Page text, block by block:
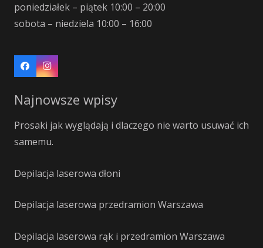
poniedziałek – piątek 10:00 – 20:00
sobota – niedziela 10:00 – 16:00
Najnowsze wpisy
Prosaki jak wyglądają i dlaczego nie warto usuwać ich
samemu.
Depilacja laserowa dłoni
Depilacja laserowa przedramion Warszawa
Depilacja laserowa rąk i przedramion Warszawa